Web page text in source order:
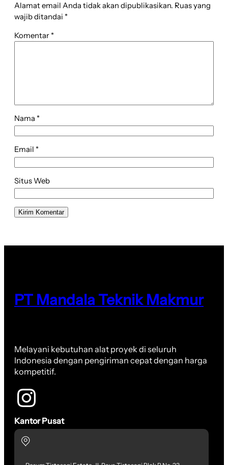
Alamat email Anda tidak akan dipublikasikan. Ruas yang
wajib ditandai *
Komentar *
Nama *
Email *
Situs Web
PT Mandala Teknik Makmur
Melayani kebutuhan alat proyek di seluruh
Indonesia dengan pengiriman cepat dengan harga
kompetitif.
Kantor Pusat